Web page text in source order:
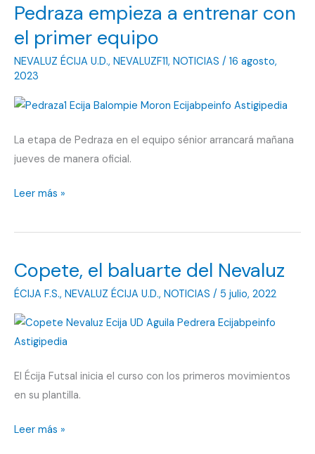
Pedraza empieza a entrenar con
el primer equipo
NEVALUZ ÉCIJA U.D., NEVALUZF11, NOTICIAS / 16 agosto,
2023
La etapa de Pedraza en el equipo sénior arrancará mañana
jueves de manera oficial.
Pedraza
a
con
el
equipo
Leer más »
Copete, el baluarte del Nevaluz
ÉCIJA F.S., NEVALUZ ÉCIJA U.D., NOTICIAS / 5 julio, 2022
El Écija Futsal inicia el curso con los primeros movimientos
en su plantilla.
Copete,
Leer más »